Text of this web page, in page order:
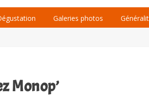
Galeries photos
Monop’